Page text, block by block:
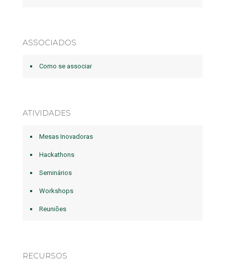
ASSOCIADOS
Como se associar
ATIVIDADES
Mesas Inovadoras
Hackathons
Seminários
Workshops
Reuniões
RECURSOS